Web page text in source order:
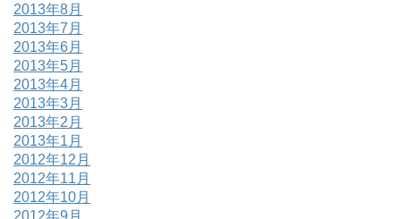
2013年8月
2013年7月
2013年6月
2013年5月
2013年4月
2013年3月
2013年2月
2013年1月
2012年12月
2012年11月
2012年10月